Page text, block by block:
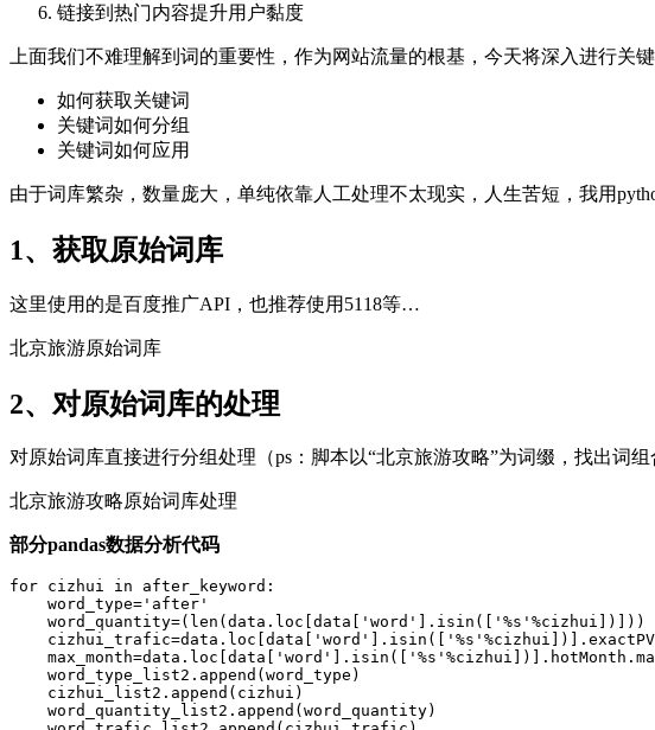
链接到热门内容提升用户黏度
上面我们不难理解到词的重要性，作为网站流量的根基，今天将深入进行关键
如何获取关键词
关键词如何分组
关键词如何应用
由于词库繁杂，数量庞大，单纯依靠人工处理不太现实，人生苦短，我用
1、获取原始词库
这里使用的是百度推广API，也推荐使用5118等…
北京旅游原始词库
2、对原始词库的处理
对原始词库直接进行分组处理（ps：脚本以“北京旅游攻略”为词缀，找出词
北京旅游攻略原始词库处理
部分pandas数据分析代码
for cizhui in after_keyword: